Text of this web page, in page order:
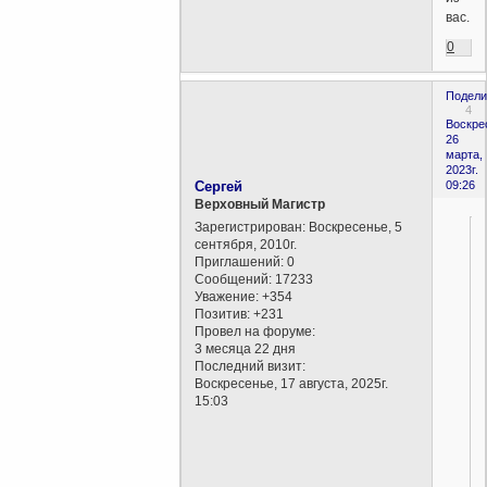
вас.
0
4
26
марта,
2023г.
09:26
Сергей
Верховный Магистр
Зарегистрирован: Воскресенье, 5
сентября, 2010г.
Приглашений: 0
Сообщений: 17233
Уважение: +354
Позитив: +231
Провел на форуме:
3 месяца 22 дня
Последний визит:
Воскресенье, 17 августа, 2025г.
15:03